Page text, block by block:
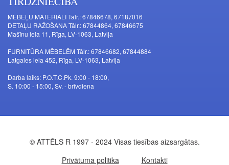
MĒBEĻU MATERIĀLI Tālr.: 67846678, 67187016
DETAĻU RAŽOŠANA Tālr.: 67844864, 67846675
Mašīnu iela 11, Rīga, LV-1063, Latvija
FURNITŪRA MĒBELĒM Tālr.: 67846682, 67844884
Latgales iela 452, Rīga, LV-1063, Latvija
Darba laiks: P.O.T.C.Pk. 9:00 - 18:00,
S. 10:00 - 15:00, Sv. - brīvdiena
© ATTĒLS R 1997 - 2024 Visas tiesības aizsargātas.
Privātuma politika
Kontakti